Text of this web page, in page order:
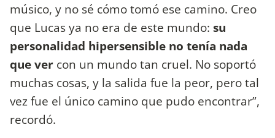
músico, y no sé cómo tomó ese camino. Creo
que Lucas ya no era de este mundo: su
personalidad hipersensible no tenía nada
que ver con un mundo tan cruel. No soportó
muchas cosas, y la salida fue la peor, pero tal
vez fue el único camino que pudo encontrar”,
recordó.